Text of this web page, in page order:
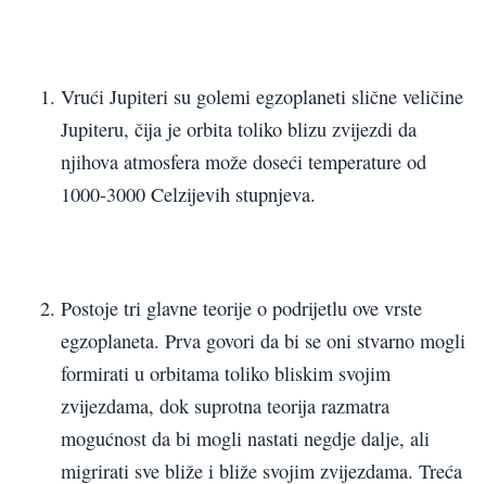
Vrući Jupiteri su golemi egzoplaneti slične veličine
Jupiteru, čija je orbita toliko blizu zvijezdi da
njihova atmosfera može doseći temperature od
1000-3000 Celzijevih stupnjeva.
Postoje tri glavne teorije o podrijetlu ove vrste
egzoplaneta. Prva govori da bi se oni stvarno mogli
formirati u orbitama toliko bliskim svojim
zvijezdama, dok suprotna teorija razmatra
mogućnost da bi mogli nastati negdje dalje, ali
migrirati sve bliže i bliže svojim zvijezdama. Treća